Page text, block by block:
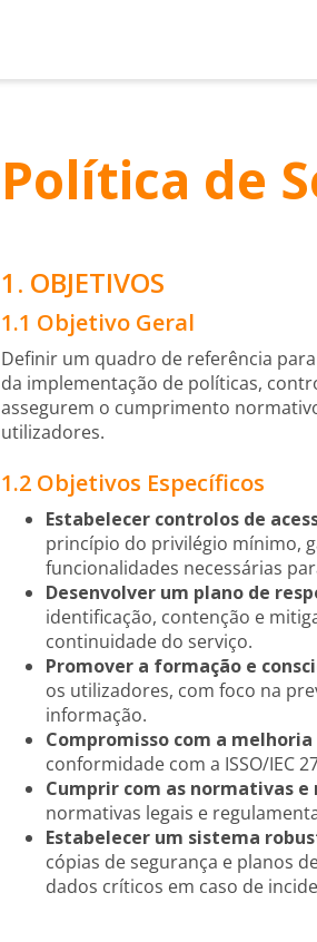
Política de
1. OBJETIVOS
1.1 Objetivo Geral
Definir um quadro de referência
da implementação de políticas,
assegurem o cumprimento
utilizadores.
1.2 Objetivos Específicos
Estabelecer controlos de
princípio do privilégio mínimo,
funcionalidades necessárias
Desenvolver um plano de
identificação, contenção e
continuidade do serviço.
Promover a formação e
os utilizadores, com foco na
informação.
Compromisso com a
conformidade com a ISSO/IEC
Cumprir com as normativas
normativas legais e
Estabelecer um sistema
cópias de segurança e planos
dados críticos em caso de